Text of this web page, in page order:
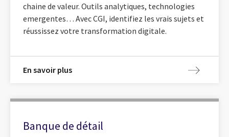
chaine de valeur. Outils analytiques, technologies
emergentes… Avec CGI, identifiez les vrais sujets et
réussissez votre transformation digitale.
En savoir plus
Banque de détail